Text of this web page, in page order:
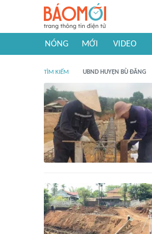
NÓNG MỚI VIDEO
TÌM KIẾM UBND HUYỆN BÙ ĐĂNG